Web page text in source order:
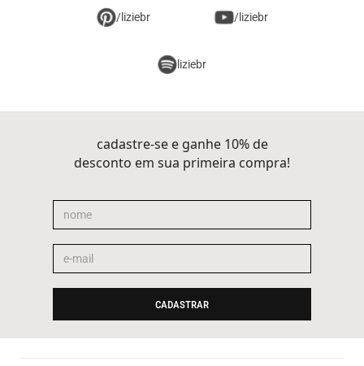
/liziebr /liziebr
liziebr
cadastre-se e ganhe 10% de
desconto em sua primeira compra!
CADASTRAR